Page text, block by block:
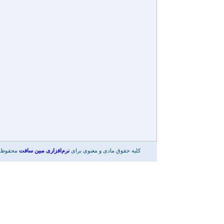
کلیه حقوق مادی و معنوی برای نرم‌افزاری مبین سافت